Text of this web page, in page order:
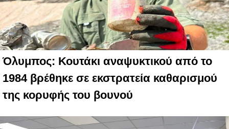
Όλυμπος: Κουτάκι αναψυκτικού από το
1984 βρέθηκε σε εκστρατεία καθαρισμού
της κορυφής του βουνού